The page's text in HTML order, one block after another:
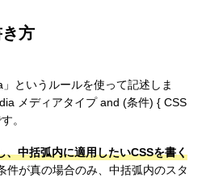
方
というルールを使って記述しま
メディアタイプ and (条件) { CSS
。
中括弧内に適用したいCSSを書く
件が真の場合のみ、中括弧内のスタ